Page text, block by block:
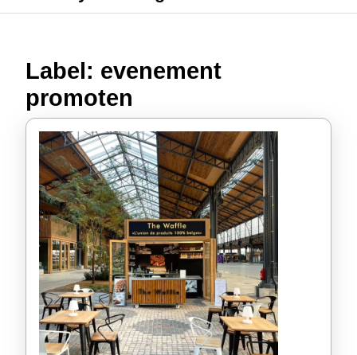
Label: evenement
promoten